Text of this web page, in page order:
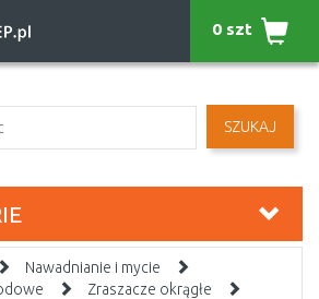
SZUKAJ
0 szt
Nawadnianie i mycie
Zraszacze okrągłe